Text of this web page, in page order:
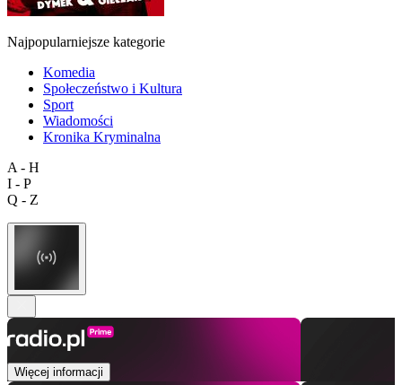
Najpopularniejsze kategorie
Komedia
Społeczeństwo i Kultura
Sport
Wiadomości
Kronika Kryminalna
A - H
I - P
Q - Z
Więcej informacji